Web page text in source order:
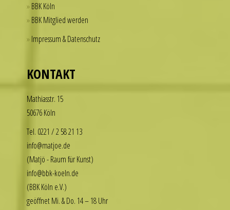
enjoy
luxury
without
commitment.
These
BBK Köln
BBK Mitglied werden
Impressum & Datenschutz
KONTAKT
Math­i­asstr. 15
50676 Köln
Tel. 0221 / 2 58 21 13
info@matjoe.de
(Matjö - Raum für Kunst)
info@bbk-koeln.de
(BBK Köln e.V.)
geöffnet Mi. & Do. 14 – 18 Uhr